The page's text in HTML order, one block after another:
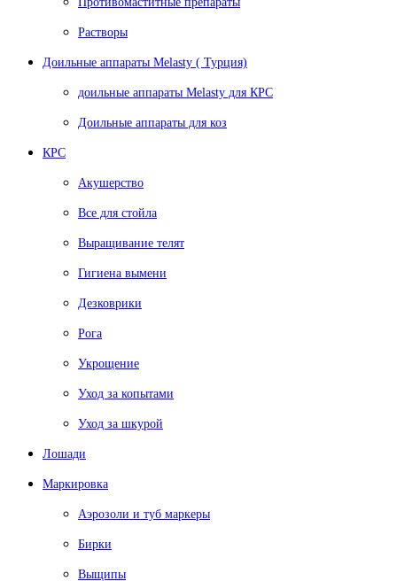
Растворы
Доильные аппараты Melasty ( Турция)
доильные аппараты Melasty для КРС
Доильные аппараты для коз
КРС
Акушерство
Все для стойла
Выращивание телят
Гигиена вымени
Дезковрики
Рога
Укрощение
Уход за копытами
Уход за шкурой
Лошади
Маркировка
Аэрозоли и туб маркеры
Бирки
Выщипы